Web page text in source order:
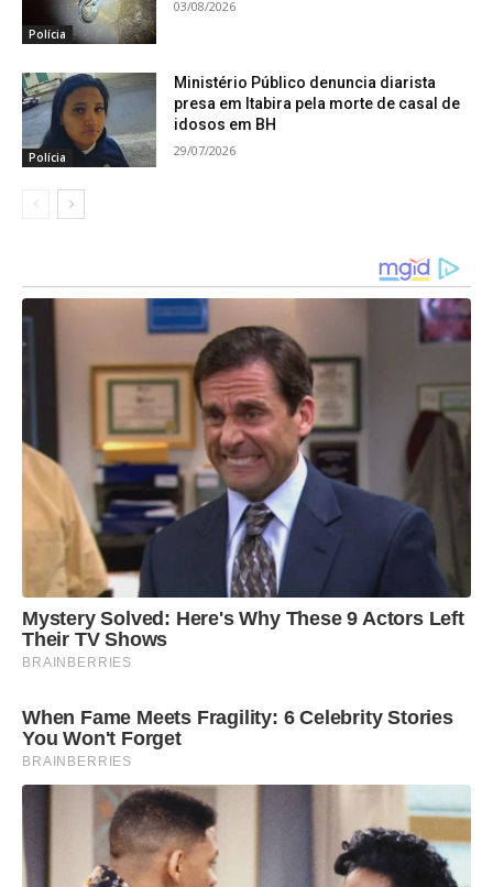
Polícia
03/08/2026
Polícia
Ministério Público denuncia diarista
presa em Itabira pela morte de casal de
idosos em BH
29/07/2026
Mystery Solved: Here's Why These 9 Actors Left
Their TV Shows
BRAINBERRIES
When Fame Meets Fragility: 6 Celebrity Stories
You Won't Forget
BRAINBERRIES